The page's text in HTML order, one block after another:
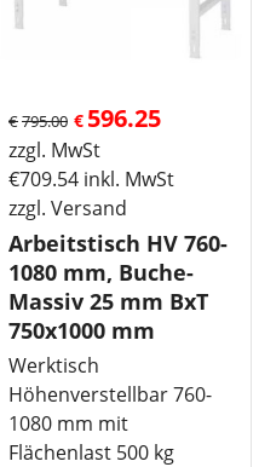
€795.00 € 596.25
zzgl. MwSt
€709.54 inkl. MwSt
zzgl. Versand
Arbeitstisch HV 760-
1080 mm, Buche-
Massiv 25 mm BxT
750x1000 mm
Werktisch
Höhenverstellbar 760-
1080 mm mit
Flächenlast 500 kg